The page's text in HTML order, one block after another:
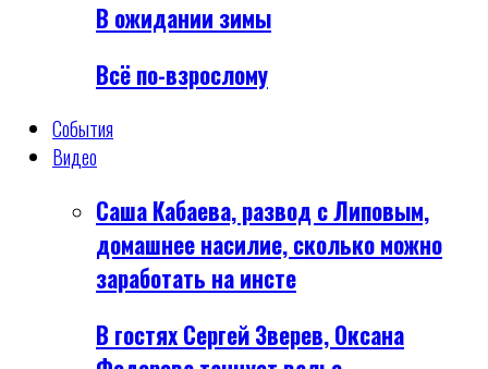
В ожидании зимы
Всё по-взрослому
События
Видео
Саша Кабаева, развод с Липовым,
домашнее насилие, сколько можно
заработать на инсте
В гостях Сергей Зверев, Оксана